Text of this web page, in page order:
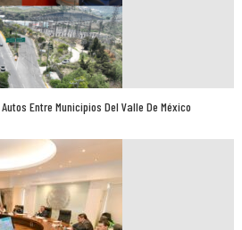
Entre Municipios Del Valle De México